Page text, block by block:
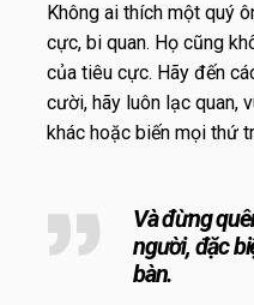
Không ai thích một quý
cực, bi quan. Họ cũng
của tiêu cực. Hãy đến
cười, hãy luôn lạc quan,
khác hoặc biến mọi thứ
Và đừng
người, đặc
bàn.